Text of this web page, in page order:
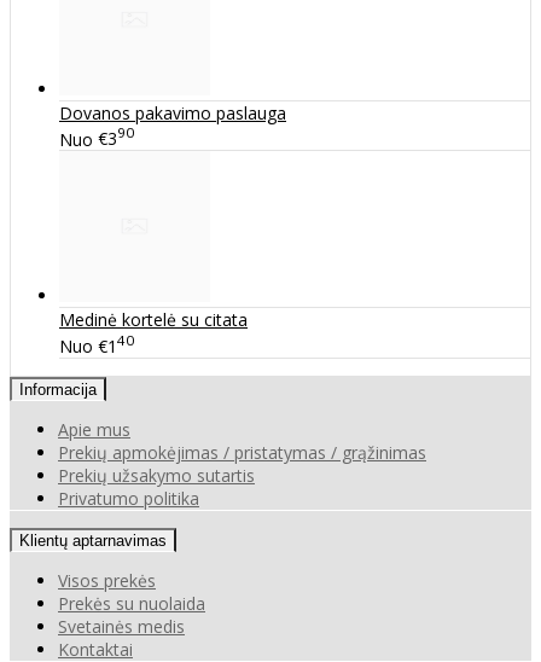
Dovanos pakavimo paslauga
Nuo €390
Medinė kortelė su citata
Nuo €1 40
Informacija
Apie mus
Prekių apmokėjimas / pristatymas / grąžinimas
Prekių užsakymo sutartis
Privatumo politika
Klientų aptarnavimas
Visos prekės
Prekės su nuolaida
Svetainės medis
Kontaktai